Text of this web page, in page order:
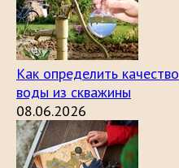
Как определить качество
воды из скважины
08.06.2026